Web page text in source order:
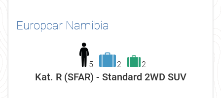
Europcar Namibia
5 2 2
Kat. R (SFAR) - Standard 2WD SUV